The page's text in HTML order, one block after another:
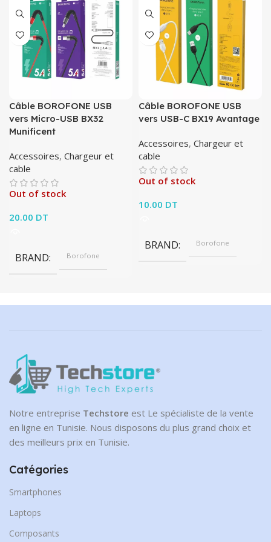
Câble BOROFONE USB
vers Micro-USB BX32
Munificent
Accessoires, Chargeur et
cable
Out of stock
20.00 DT
BRAND Borofone
Câble BOROFONE USB
vers USB-C BX19 Avantage
Accessoires, Chargeur et
cable
Out of stock
10.00 DT
BRAND Borofone
Notre entreprise Techstore est Le spécialiste de la vente
en ligne en Tunisie. Nous disposons du plus grand choix et
des meilleurs prix en Tunisie.
Catégories
Smartphones
Laptops
Composants